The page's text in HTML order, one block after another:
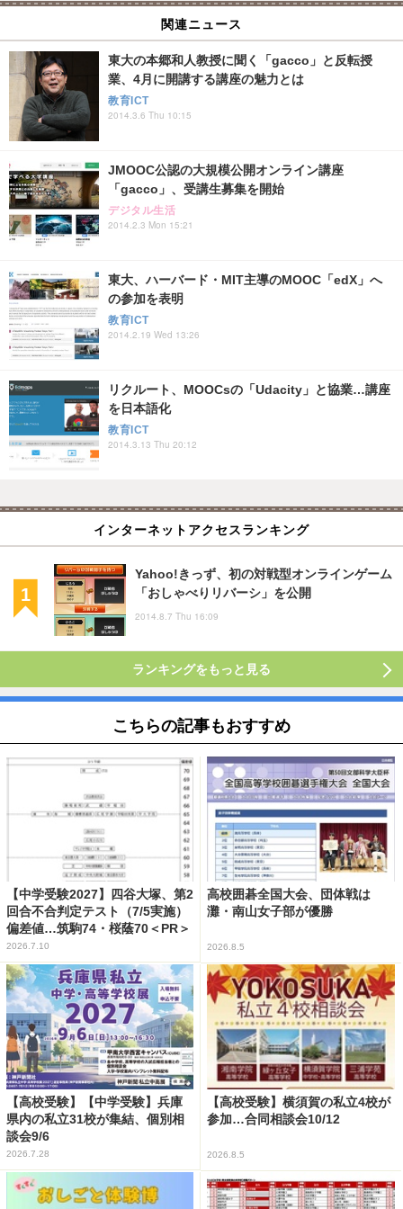
関連ニュース
東大の本郷和人教授に聞く「gacco」と反転授
業、4月に開講する講座の魅力とは
教育ICT
2014.3.6 Thu 10:15
JMOOC公認の大規模公開オンライン講座
「gacco」、受講生募集を開始
デジタル生活
2014.2.3 Mon 15:21
東大、ハーバード・MIT主導のMOOC「edX」へ
の参加を表明
教育ICT
2014.2.19 Wed 13:26
リクルート、MOOCsの「Udacity」と協業…講座
を日本語化
教育ICT
2014.3.13 Thu 20:12
インターネットアクセスランキング
Yahoo!きっず、初の対戦型オンラインゲーム
「おしゃべりリバーシ」を公開
2014.8.7 Thu 16:09
ランキングをもっと見る
こちらの記事もおすすめ
【中学受験2027】四谷大塚、第2
回合不合判定テスト（7/5実施）
偏差値…筑駒74・桜蔭70＜PR＞
2026.7.10
高校囲碁全国大会、団体戦は
灘・南山女子部が優勝
2026.8.5
【高校受験】【中学受験】兵庫
県内の私立31校が集結、個別相
談会9/6
2026.7.28
【高校受験】横須賀の私立4校が
参加…合同相談会10/12
2026.8.5